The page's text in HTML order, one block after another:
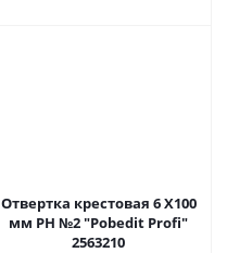
Отвертка крестовая 6 Х100
мм РН №2 "Pobedit Profi"
2563210